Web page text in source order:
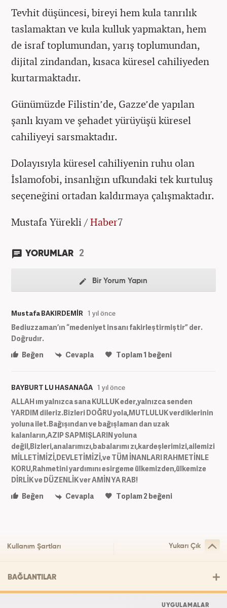
Tevhit düşüncesi, bireyi hem kula tanrılık
taslamaktan ve kula kulluk yapmaktan, hem
de israf toplumundan, yarış toplumundan,
dijital zindandan, kısaca küresel cahiliyeden
kurtarmaktadır.
Günümüzde Filistin’de, Gazze’de yapılan
şanlı kıyam ve şehadet yürüyüşü küresel
cahiliyeyi sarsmaktadır.
Dolayısıyla küresel cahiliyenin ruhu olan
İslamofobi, insanlığın ufkundaki tek kurtuluş
seçeneğini ortadan kaldırmaya çalışmaktadır.
Mustafa Yürekli /Haber7
YORUMLAR 2
Bir Yorum Yapın
Mustafa BAKIRDEMİR 1 yıl önce
Bediuzzaman’ın “medeniyet insanı fakirleştirmiştir” der.
Doğrudır.
Beğen
Cevapla Toplam1 beğeni
BAYBURT LU HASANAĞA 1 yıl önce
ALLAH ım yalnızca sana KULLUK eder,yalnızca senden
YARDIM dileriz.Bizleri DOĞRU yola,MUTLULUK verdiklerinin
yoluna ilet.Bağışından ve bağışlaman dan uzak
kalanların,AZIP SAPMIŞLARIN yoluna
değil,Bizleri,analarımızı,babalarımı zı,kardeşlerimizi,ailemizi
MİLLETİMİZİ,DEVLETİMİZİ,ve TÜM İNANLARI RAHMETİNLE
KORU,Rahmetini yardımını esirgeme ülkemizden,ülkemize
DİRLİK ve DÜZENLİK ver AMİN YA RAB!
Beğen
Cevapla Toplam2beğeni
Kullanım Şartları Yukarı Çık
BAĞLANTILAR
UYGULAMALAR